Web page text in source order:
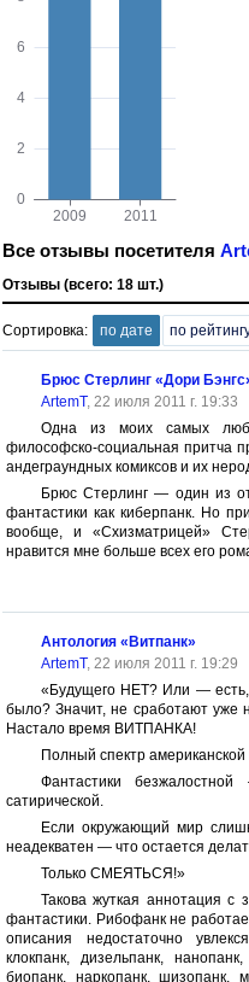
Все отзывы посетителя
Отзывы (всего: 18 шт.)
Сортировка: по дате по
Брюс Стерлинг «Дори
ArtemT, 22 июля 2011 г. 19:33
Одна из моих самых
философско-социальная притча
андеграундных комиксов и их
Брюс Стерлинг — один из
фантастики как киберпанк. Но
вообще, и «Схизматрицей»
нравится мне больше всех его
Антология «Витпанк»
ArtemT, 22 июля 2011 г. 19:29
«Будущего НЕТ? Или —
было? Значит, не сработают уже
Настало время ВИТПАНКА!
Полный спектр
Фантастики
сатирической.
Если окружающий мир
неадекватен — что остается
Только СМЕЯТЬСЯ!»
Такова жуткая аннотация с
фантастики. Рибофанк не
описания недостаточно
клокпанк, дизельпанк,
биопанк, наркопанк, шизопанк,